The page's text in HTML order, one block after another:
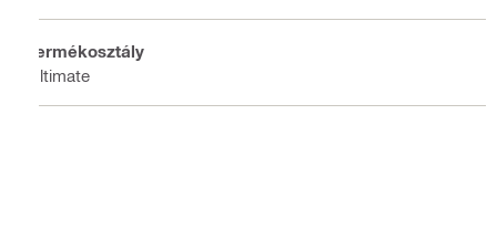
Termékosztály
Ultimate